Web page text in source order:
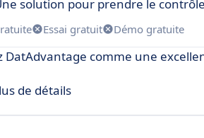
solution pour prendre le
Essai gratuit Démo gratuite
DatAdvantage comme une
de détails